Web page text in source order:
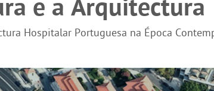
e a Arquitectura
Hospitalar Portuguesa na Época